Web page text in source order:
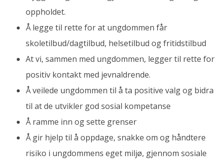
oppholdet.
Å legge til rette for at ungdommen får
skoletilbud/dagtilbud, helsetilbud og fritidstilbud
At vi, sammen med ungdommen, legger til rette for
positiv kontakt med jevnaldrende.
Å veilede ungdommen til å ta positive valg og bidra
til at de utvikler god sosial kompetanse
Å ramme inn og sette grenser
Å gir hjelp til å oppdage, snakke om og håndtere
risiko i ungdommens eget miljø, gjennom sosiale